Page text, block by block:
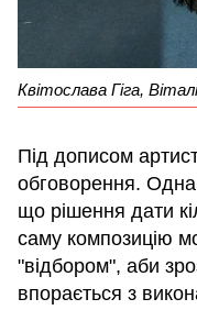
Квітослава Гіга,
Під дописом
обговорення. Одна
що рішення дати
саму композицію
"відбором", аби
впорається з